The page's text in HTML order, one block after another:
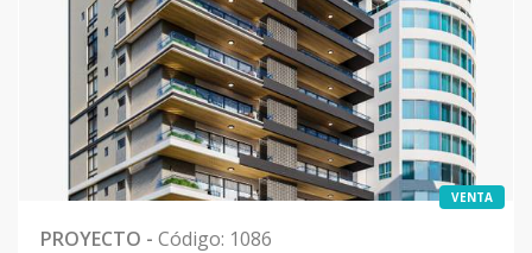
VENTA
PROYECTO - Código: 1086